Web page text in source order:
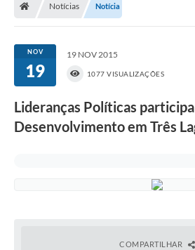
Transparência Pública
Notícias
Legislação
Renuncia de Receita
Notícias Notícia
NOV
19
19 NOV 2015
1077 VISUALIZAÇÕES
Lideranças Políticas
Desenvolvimento em Três
COMPARTILHAR